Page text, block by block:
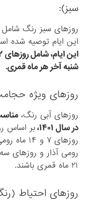
سبز):
روزهای سبز رنگ
این ایام توصیه شده
شنبه آخر هر ماه قمری.
روزهای ویژه حجامت ۱۴۰۱(روزهای
روزهای آبی رنگ،
در سال ۱۴۰۱،
بر اساس
روزهای ۷
۲۱ ماه قمری باشند.
روزهای احتیاط